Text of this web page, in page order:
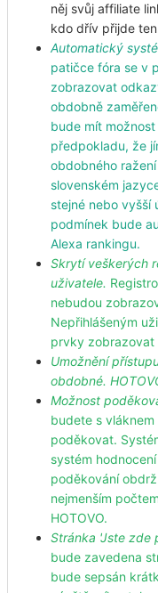
něj svůj affiliate
kdo dřív přijde
Automatický
patičce fóra se v
zobrazovat
obdobně
bude mít
předpokladu, že
obdobného
slovenském
stejné nebo vyšší
podmínek bude
Alexa rankingu.
Skrytí veškerých
uživatele.
nebudou
Nepřihlášeným
prvky zobrazovat
Umožnění
obdobné.
Možnost
budete s
poděkovat.
systém
poděkování
nejmenším
HOTOVO.
Stránka 'Jste zde
bude zavedena
bude sepsán